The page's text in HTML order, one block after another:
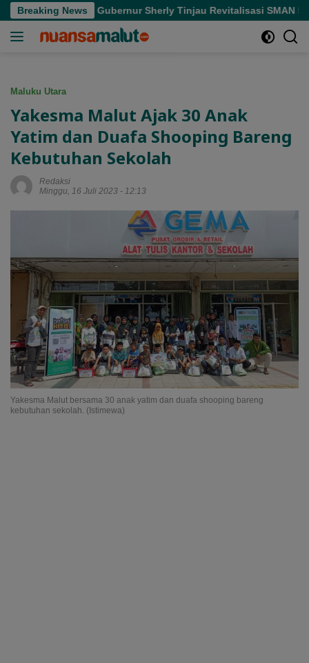
Langsung
ke
Breaking News
Gubernur Sherly Tinjau Revitalisasi SMAN 5 Tidore
Maluku Utara
Yakesma Malut Ajak 30 Anak
Yatim dan Duafa Shooping Bareng
Kebutuhan Sekolah
Redaksi
Minggu, 16 Juli 2023 - 12:13
Yakesma Malut bersama 30 anak yatim dan duafa shooping bareng
kebutuhan sekolah. (Istimewa)